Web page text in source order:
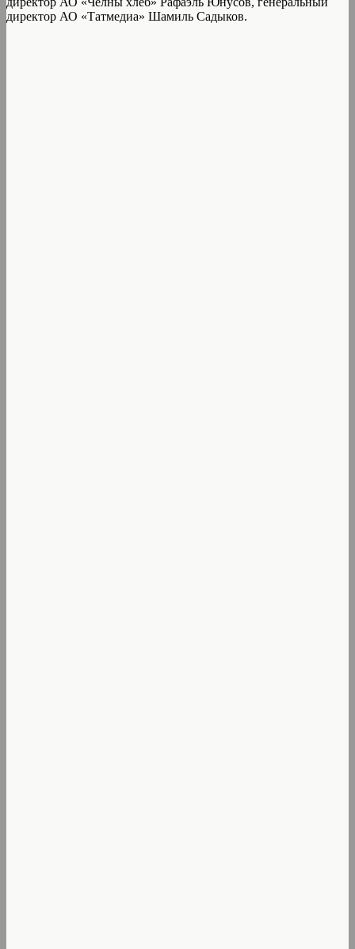
директор АО «Татмедиа» Шамиль Садыков.